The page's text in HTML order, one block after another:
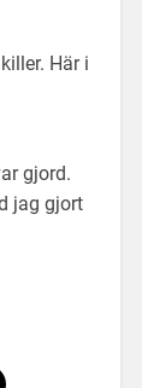
Här i
gjord.
jag gjort